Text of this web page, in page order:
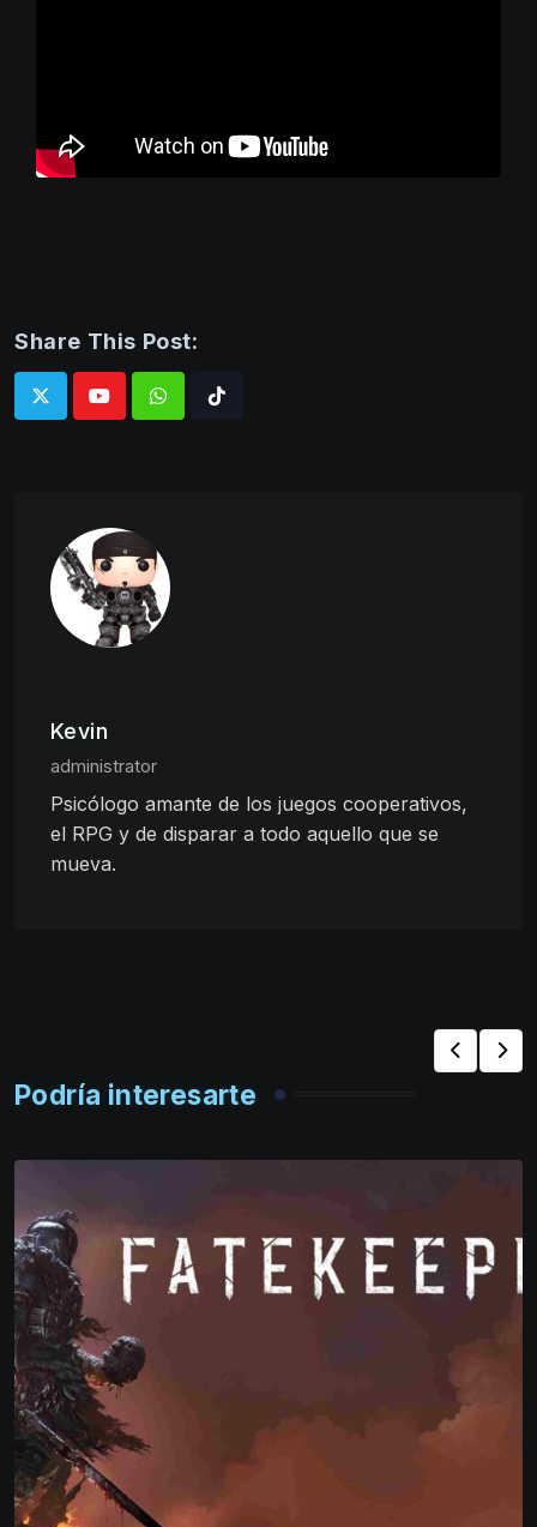
Share This Post:
WhatsappTiktok
Kevin
administrator
Psicólogo amante de los juegos cooperativos,
el RPG y de disparar a todo aquello que se
mueva.
Podría interesarte